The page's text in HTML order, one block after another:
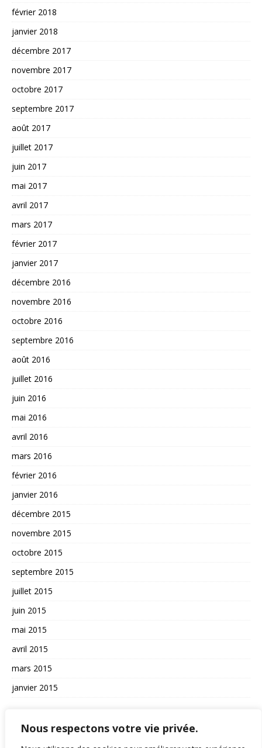
Nous respectons votre vie privée.
février 2018
janvier 2018
décembre 2017
novembre 2017
octobre 2017
septembre 2017
août 2017
juillet 2017
juin 2017
mai 2017
avril 2017
mars 2017
février 2017
janvier 2017
décembre 2016
novembre 2016
octobre 2016
septembre 2016
août 2016
juillet 2016
juin 2016
mai 2016
avril 2016
mars 2016
février 2016
janvier 2016
décembre 2015
novembre 2015
octobre 2015
septembre 2015
juillet 2015
juin 2015
mai 2015
avril 2015
mars 2015
janvier 2015
La vie du site